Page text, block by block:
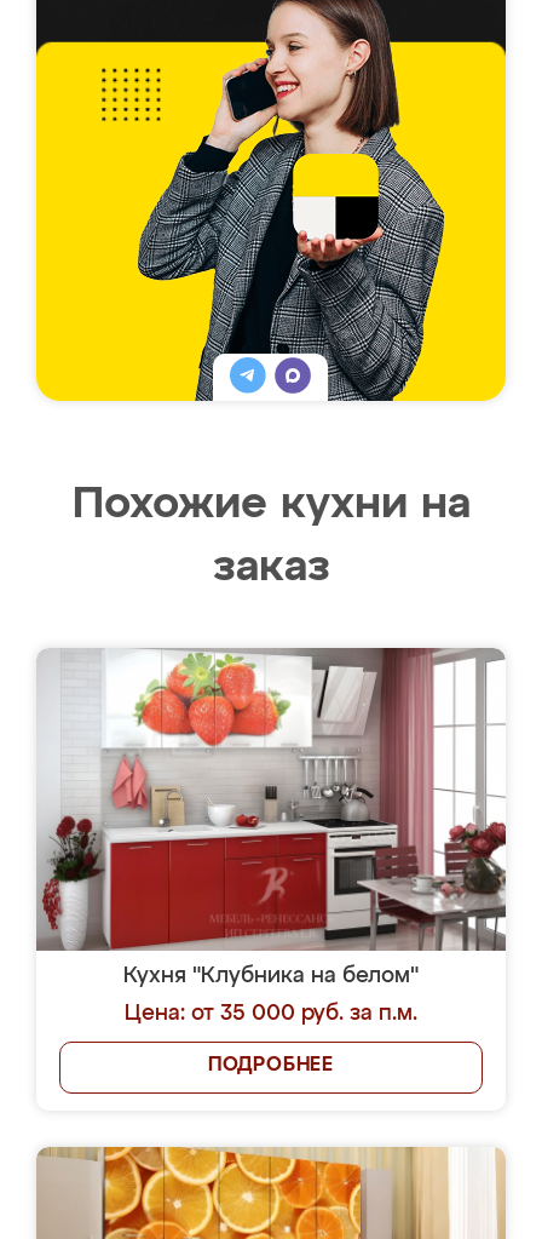
Похожие кухни на
заказ
Кухня "Клубника на белом"
Цена: от 35 000 руб. за п.м.
ПОДРОБНЕЕ